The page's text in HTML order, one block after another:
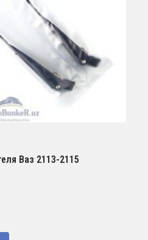
Ваз 2113-2115